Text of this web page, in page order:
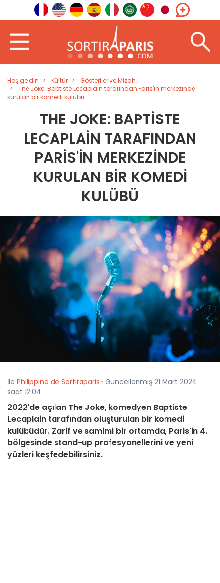
Hoş geldin Kültür
Gösteriler ve Mizah
The Joke: Baptiste Lecaplain tarafından Paris'in merkezinde
kurulan bir komedi kulübü
THE JOKE: BAPTISTE
LECAPLAIN TARAFINDAN
PARIS'IN MERKEZINDE
KURULAN BIR KOMEDI
KULÜBÜ
İle Philippine de Sortiraparis · Güncellenmiş 21 Mart 2024
saat 12:04
2022'de açılan The Joke, komedyen Baptiste
Lecaplain tarafından oluşturulan bir komedi
kulübüdür. Zarif ve samimi bir ortamda, Paris'in 4.
bölgesinde stand-up profesyonellerini ve yeni
yüzleri keşfedebilirsiniz.